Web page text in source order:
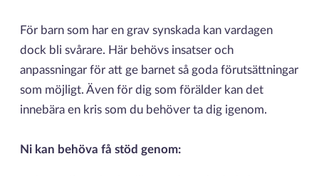
För barn som har en grav synskada kan vardagen
dock bli svårare. Här behövs insatser och
anpassningar för att ge barnet så goda förutsättningar
som möjligt. Även för dig som förälder kan det
innebära en kris som du behöver ta dig igenom.
Ni kan behöva få stöd genom: